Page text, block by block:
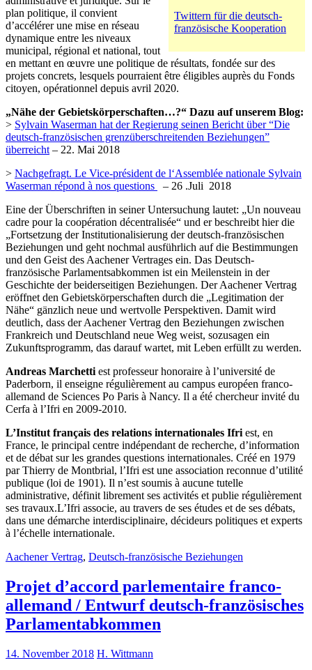
Twittern für die deutsch-
französische Kooperation
plan politique, il convient
d’accélérer une mise en réseau
dynamique entre les niveaux
municipal, régional et national, tout
en mettant en œuvre une politique de résultats, fondée sur des
projets concrets, lesquels pourraient être éligibles auprès du Fonds
citoyen, opérationnel depuis avril 2020.
„Nähe der Gebietskörperschaften…?“ Dazu auf unserem Blog:
> Sylvain Waserman hat der Regierung seinen Bericht über “Die
deutsch-französischen grenzüberschreitenden Beziehungen”
überreicht – 22. Mai 2018
> Nachgefragt. Le Vice-président de l‘Assemblée nationale Sylvain
Waserman répond à nos questions
– 26 .Juli 2018
Eine der Überschriften in seiner Untersuchung lautet: „Un nouveau
cadre pour la coopération décentralisée“ und er beschreibt hier die
„Fortsetzung der Institutionalisierung der deutsch-französischen
Beziehungen und geht nochmal ausführlich auf die Bestimmungen
und den Geist des Aachener Vertrages ein. Das Deutsch-
französische Parlamentsabkommen ist ein Meilenstein in der
Geschichte der beiderseitigen Beziehungen. Der Aachener Vertrag
eröffnet den Gebietskörperschaften durch die „Legitimation der
Nähe“ gänzlich neue und wertvolle Perspektiven. Damit wird
deutlich, dass der Aachener Vertrag den Beziehungen zwischen
Frankreich und Deutschland neue Weg weist, sozusagen ein
Zukunftsprogramm, das darauf wartet, mit Leben erfüllt zu werden.
Andreas Marchetti est professeur honoraire à l’université de
Paderborn, il enseigne régulièrement au campus européen franco-
allemand de Sciences Po Paris à Nancy. Il a été chercheur invité du
Cerfa à l’Ifri en 2009-2010.
L’Institut français des relations internationales Ifri est, en
France, le principal centre indépendant de recherche, d’information
et de débat sur les grandes questions internationales. Créé en 1979
par Thierry de Montbrial, l’Ifri est une association reconnue d’utilité
publique (loi de 1901). Il n’est soumis à aucune tutelle
administrative, définit librement ses activités et publie régulièrement
ses travaux.L’Ifri associe, au travers de ses études et de ses débats,
dans une démarche interdisciplinaire, décideurs politiques et experts
à l’échelle internationale.
Aachener Vertrag, Deutsch-französische Beziehungen
Projet d’accord parlementaire franco-
allemand / Entwurf deutsch-französisches
Parlamentabkommen
14. November 2018 H. Wittmann